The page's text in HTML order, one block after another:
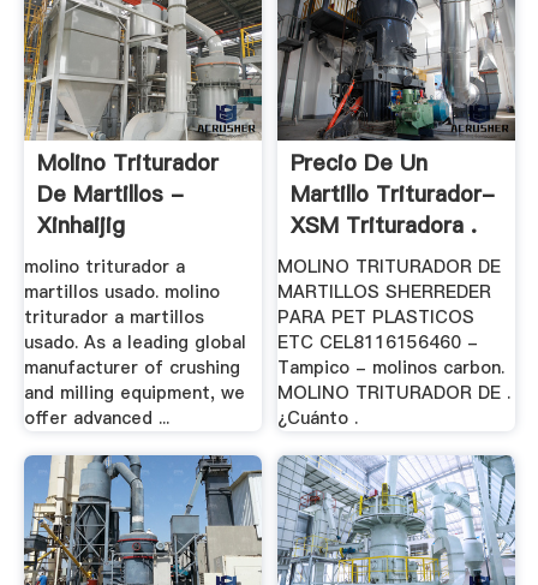
Molino Triturador
De Martillos -
Xinhaijig
molino triturador a
martillos usado. molino
triturador a martillos
usado. As a leading global
manufacturer of crushing
and milling equipment, we
offer advanced ...
Precio De Un
Martillo Triturador-
XSM Trituradora .
MOLINO TRITURADOR DE
MARTILLOS SHERREDER
PARA PET PLASTICOS
ETC CEL8116156460 -
Tampico - molinos carbon.
MOLINO TRITURADOR DE .
¿Cuánto .